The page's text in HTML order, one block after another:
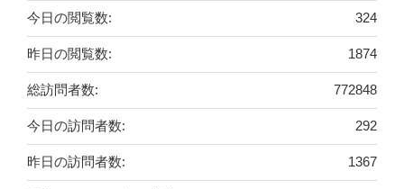
324
今日の閲覧数:
1874
昨日の閲覧数:
772848
総訪問者数:
292
今日の訪問者数:
1367
昨日の訪問者数: